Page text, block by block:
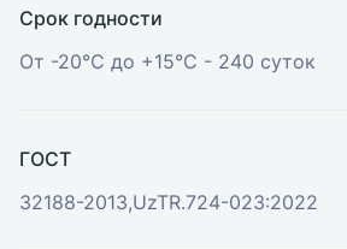
Срок годности
От -20°С до +15°С - 240 суток
ГОСТ
32188-2013,UzTR.724-023:2022